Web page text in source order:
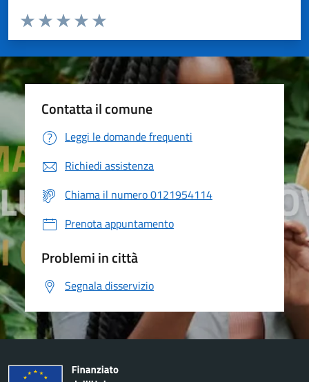
Valuta da 1 a 5 stelle la pagina
Valuta 5 stelle su 5
Valuta 4 stelle su 5
Valuta 3 stelle su 5
Valuta 2 stelle su 5
Valuta 1 stelle su 5
Contatta il comune
Leggi le domande frequenti
Richiedi assistenza
Chiama il numero 0121954114
Prenota appuntamento
Problemi in città
Segnala disservizio